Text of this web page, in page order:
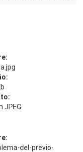
JPEG
del-previo-